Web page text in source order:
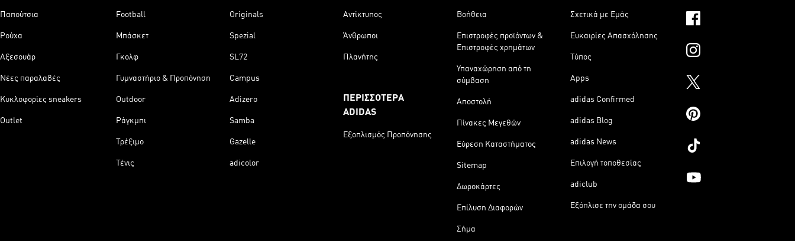
Παπούτσια
Ρούχα
Αξεσουάρ
Νέες παραλαβές
Κυκλοφορίες sneakers
Outlet
Football
Μπάσκετ
Γκολφ
Γυμναστήριο & Προπόνηση
Outdoor
Ράγκμπι
Τρέξιμο
Τένις
Originals
Spezial
SL72
Campus
Adizero
Samba
Gazelle
adicolor
Αντίκτυπος
Άνθρωποι
Πλανήτης
ΠΕΡΙΣΣΟΤΕΡΑ
ADIDAS
Εξοπλισμός Προπόνησης
Βοήθεια
Επιστροφές προϊόντων &
Επιστροφές χρημάτων
Υπαναχώρηση από τη
σύμβαση
Αποστολή
Πίνακες Μεγεθών
Εύρεση Καταστήματος
Sitemap
Δωροκάρτες
Επίλυση Διαφορών
Σήμα
Σχετικά με Εμάς
Ευκαιρίες Απασχόλησης
Τύπος
Apps
adidas Confirmed
adidas Blog
adidas News
Επιλογή τοποθεσίας
adiclub
Εξόπλισε την ομάδα σου